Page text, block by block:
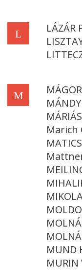
L
LÁZÁR
M
Marich
MUND
MURIN